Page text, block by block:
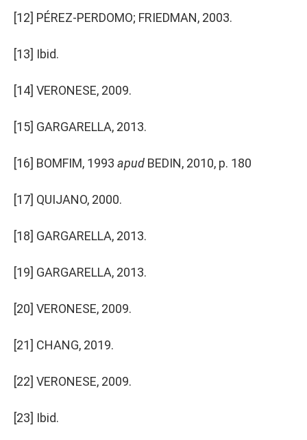
[12] PÉREZ-PERDOMO; FRIEDMAN, 2003.
[13] Ibid.
[14] VERONESE, 2009.
[15] GARGARELLA, 2013.
[16] BOMFIM, 1993 apud BEDIN, 2010, p. 180
[17] QUIJANO, 2000.
[18] GARGARELLA, 2013.
[19] GARGARELLA, 2013.
[20] VERONESE, 2009.
[21] CHANG, 2019.
[22] VERONESE, 2009.
[23] Ibid.